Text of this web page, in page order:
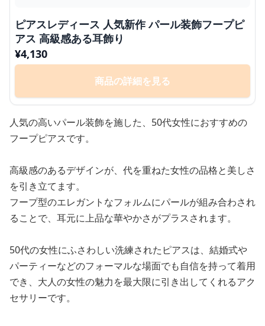
ピアスレディース 人気新作 パール装飾フープピ
アス 高級感ある耳飾り
¥4,130
商品の詳細を見る
人気の高いパール装飾を施した、50代女性におすすめの
フープピアスです。
高級感のあるデザインが、代を重ねた女性の品格と美しさ
を引き立てます。
フープ型のエレガントなフォルムにパールが組み合わされ
ることで、耳元に上品な華やかさがプラスされます。
50代の女性にふさわしい洗練されたピアスは、結婚式や
パーティーなどのフォーマルな場面でも自信を持って着用
でき、大人の女性の魅力を最大限に引き出してくれるアク
セサリーです。